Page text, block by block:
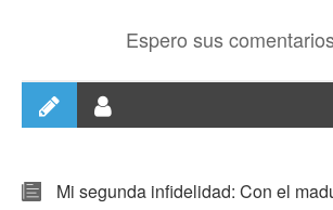
Espero sus
Mi segunda infidelidad: Con el